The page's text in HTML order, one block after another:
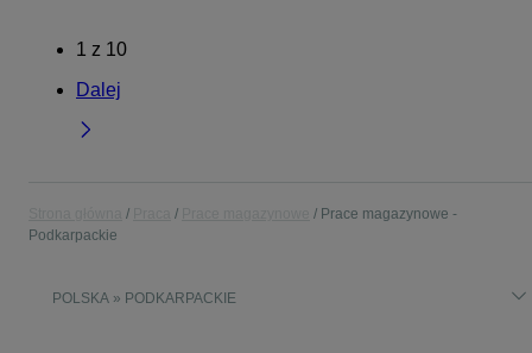
1 z 10
Dalej
Prace magazynowe -
Podkarpackie
POLSKA » PODKARPACKIE